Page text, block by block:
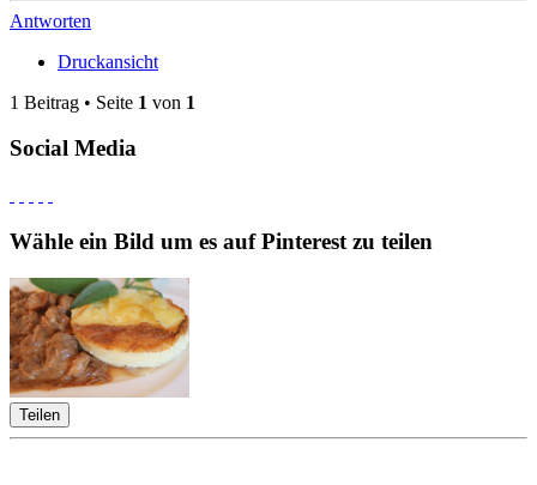
Antworten
Druckansicht
1 Beitrag • Seite 1 von 1
Social Media
Wähle ein Bild um es auf Pinterest zu teilen
Teilen